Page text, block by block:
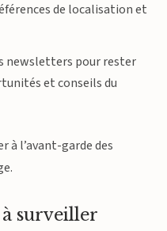
de localisation et
newsletters pour rester
et conseils du
à l’avant-garde des
surveiller